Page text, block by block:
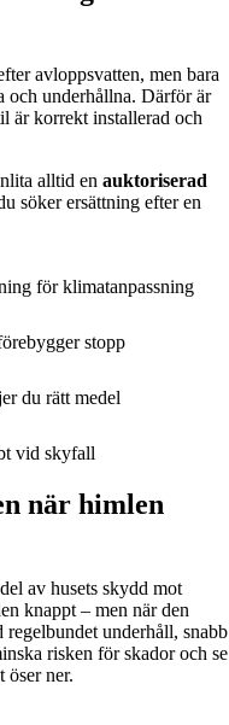
avloppsvatten, men bara
och underhållna. Därför är
är korrekt installerad och
alltid en auktoriserad
söker ersättning efter en
för klimatanpassning
stopp
du rätt medel
vid skyfall
när himlen
av husets skydd mot
knappt – men när den
underhåll, snabb
risken för skador och se
öser ner.